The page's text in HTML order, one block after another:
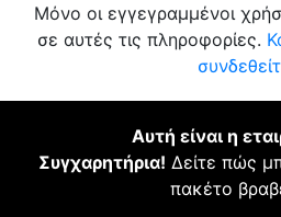
Μόνο οι εγγεγραμμένοι
σε αυτές τις πληροφορίες.
Αυτή είναι η
Συγχαρητήρια! Δείτε πώς
πακέτο